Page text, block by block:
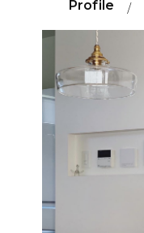
Profile